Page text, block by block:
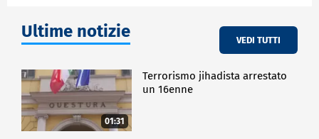
Ultime notizie VEDI TUTTI
01:31
Terrorismo jihadista arrestato
un 16enne